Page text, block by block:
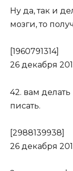
Ну да, так и
мозги, то
[1960791314]
26 декабря
42. вам
писать.
[2988139938]
26 декабря